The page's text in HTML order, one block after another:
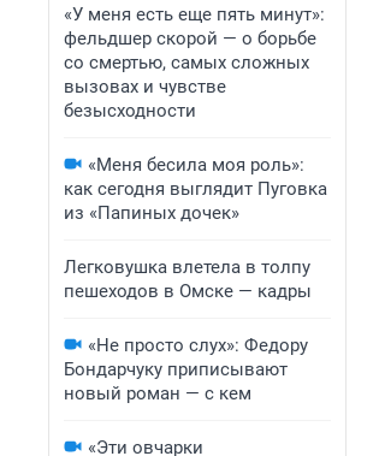
«У меня есть еще пять минут»:
фельдшер скорой — о борьбе
со смертью, самых сложных
вызовах и чувстве
безысходности
«Меня бесила моя роль»:
как сегодня выглядит Пуговка
из «Папиных дочек»
Легковушка влетела в толпу
пешеходов в Омске — кадры
«Не просто слух»: Федору
Бондарчуку приписывают
новый роман — с кем
«Эти овчарки